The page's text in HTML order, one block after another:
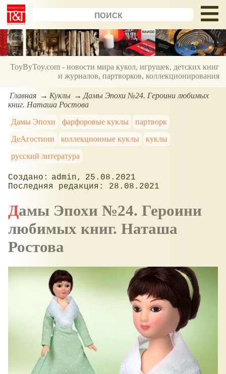
ToyByToy.com - новости мира кукол, игрушек, детских книг
и журналов, партворков, коллекционирования
Главная Куклы
Дамы Эпохи №24. Героини любимых
книг. Наташа Ростова
Дамы Эпохи
фарфоровые куклы
партворк
ДеАгостини
коллекционные куклы
куклы
русский литература
admin
25.08.2021
28.08.2021
Дамы Эпохи №24. Героини
любимых книг. Наташа
Ростова